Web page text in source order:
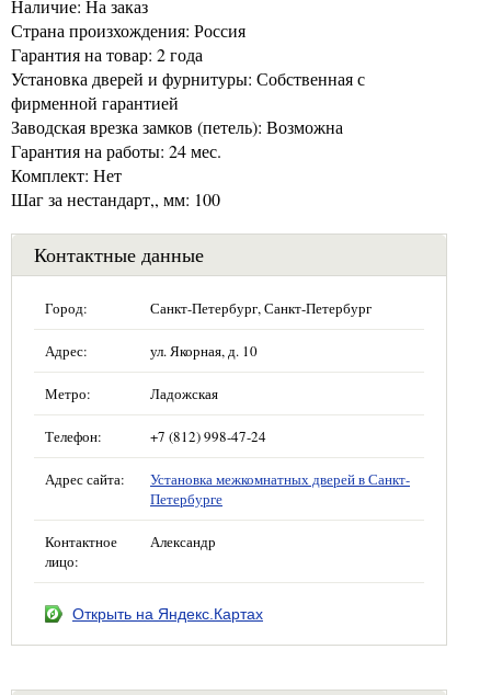
Наличие: На заказ
Страна произхождения: Россия
Гарантия на товар: 2 года
Установка дверей и фурнитуры: Собственная с
фирменной гарантией
Заводская врезка замков (петель): Возможна
Гарантия на работы: 24 мес.
Комплект: Нет
Шаг за нестандарт,, мм: 100
Контактные данные
Город: Санкт-Петербург, Санкт-Петербург
Адрес: ул. Якорная, д. 10
Метро: Ладожская
Телефон: +7 (812) 998-47-24
Адрес сайта:
Установка межкомнатных дверей в Санкт-
Петербурге
Контактное
лицо:
Александр
Открыть на Яндекс.Картах